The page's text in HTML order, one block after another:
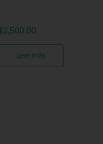
2,500.00
Leer más